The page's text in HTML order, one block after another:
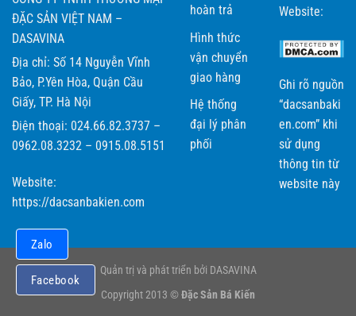
ĐẶC SẢN VIỆT NAM –
DASAVINA
Địa chỉ: Số 14 Nguyễn Vĩnh
Bảo, P.Yên Hòa, Quận Cầu
Giấy, TP. Hà Nội
Điện thoại: 024.66.82.3737 –
0962.08.3232 – 0915.08.5151
Website:
https://dacsanbakien.com
hoàn trả
Hình thức
vận chuyển
giao hàng
Hệ thống
đại lý phân
phối
Website:
Ghi rõ nguồn
“dacsanbaki
en.com” khi
sử dụng
thông tin từ
website này
Quản trị và phát triển bởi DASAVINA
Copyright 2013 © Đặc Sản Bá Kiến
Zalo
Facebook